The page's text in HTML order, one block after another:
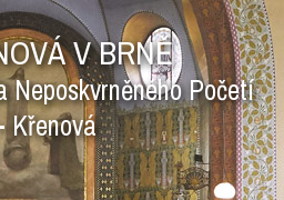
V BRNĚ
Početí